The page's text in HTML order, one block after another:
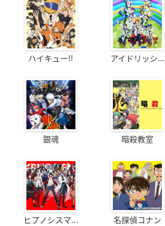
ハイキュー!! アイドリッシ...
銀魂 暗殺教室
ヒプノシスマ... 名探偵コナン